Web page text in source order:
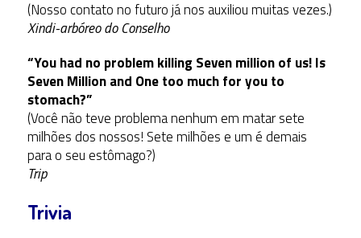
(Nosso contato no futuro já nos auxiliou muitas vezes.)
Xindi-arbóreo do Conselho
“You had no problem killing Seven million of us! Is
Seven Million and One too much for you to
stomach?”
(Você não teve problema nenhum em matar sete
milhões dos nossos! Sete milhões e um é demais
para o seu estômago?)
Trip
Trivia